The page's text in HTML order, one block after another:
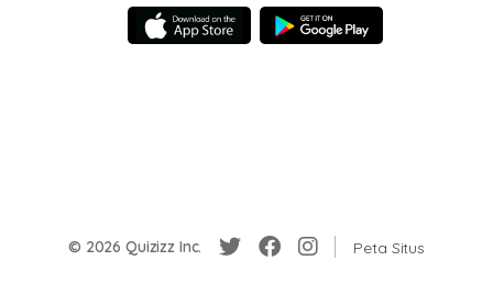
© 2026 Quizizz Inc. Peta Situs